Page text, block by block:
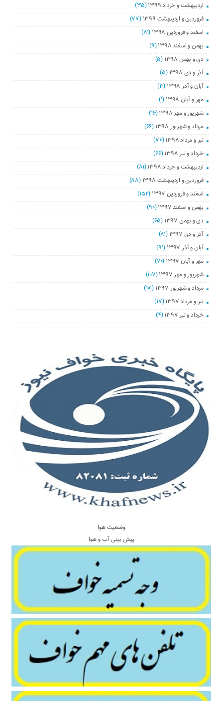
اردیبهشت و خرداد ۱۳۹۹
(۳۵)
فروردین و اردیبهشت ۱۳۹۹
(۷۷)
اسفند و فروردین ۱۳۹۸
(۸۱)
بهمن و اسفند ۱۳۹۸
(۹)
دی و بهمن ۱۳۹۸
(۵)
آذر و دی ۱۳۹۸
(۵)
آبان و آذر ۱۳۹۸
(۳)
مهر و آبان ۱۳۹۸
(۱)
شهریور و مهر ۱۳۹۸
(۱۶)
مرداد و شهریور ۱۳۹۸
(۶۶)
تیر و مرداد ۱۳۹۸
(۷۶)
خرداد و تیر ۱۳۹۸
(۶۶)
اردیبهشت و خرداد ۱۳۹۸
(۸۱)
فروردین و اردیبهشت ۱۳۹۸
(۸۸)
اسفند و فروردین ۱۳۹۷
(۱۵۲)
بهمن و اسفند ۱۳۹۷
(۹۰)
دی و بهمن ۱۳۹۷
(۶۵)
آذر و دی ۱۳۹۷
(۸۱)
آبان و آذر ۱۳۹۷
(۹۱)
مهر و آبان ۱۳۹۷
(۷۰)
شهریور و مهر ۱۳۹۷
(۱۰۷)
مرداد و شهریور ۱۳۹۷
(۱۰۱)
تیر و مرداد ۱۳۹۷
(۱۷)
خرداد و تیر ۱۳۹۷
(۴)
وضعیت هوا
پیش بینی آب و هوا